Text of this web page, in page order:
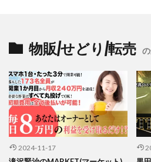
物販/せどり/転売
2024-11-17